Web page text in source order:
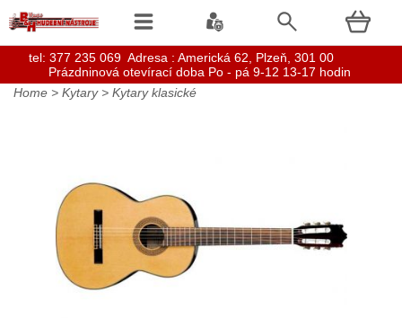
Home > Kytary> Kytary klasické
tel: 377 235 069 Adresa : Americká 62, Plzeň, 301 00
Prázdninová otevírací doba Po - pá 9-12 13-17 hodin